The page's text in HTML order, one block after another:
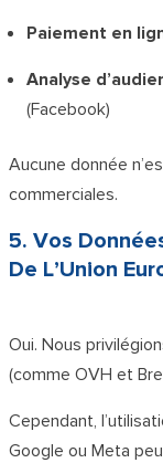
Paiement en
Analyse
(Facebook)
Aucune donnée
commerciales.
5. Vos
De L’Union
Oui. Nous
(comme OVH et
Cependant,
Google ou Meta